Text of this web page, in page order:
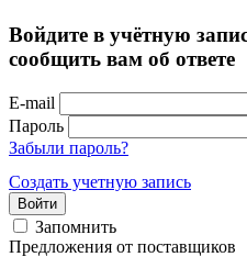
Войдите в учётную
сообщить вам об ответе
E-mail
Пароль
Забыли пароль?
Создать учетную запись
Войти
Запомнить
Предложения от поставщиков